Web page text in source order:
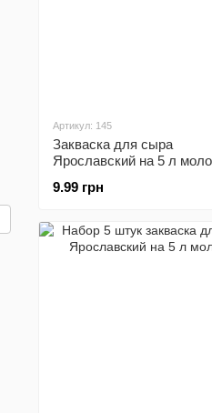
Артикул: 145
Закваска для сыра
Ярославский на 5 л
9.99 грн